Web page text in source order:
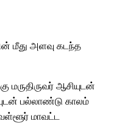
மீது அளவு கடந்த
மருதிருவர் ஆசியுடன்
பல்லாண்டு காலம்
மாவட்ட